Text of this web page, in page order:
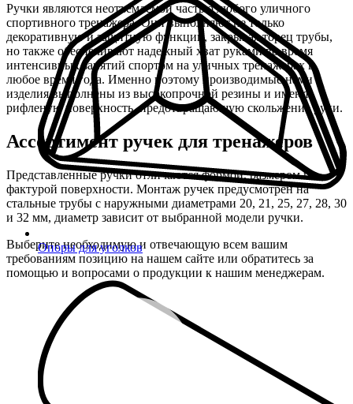
Опоры для уголков
Ручки являются неотъемлемой частью любого уличного
спортивного тренажера. Они выполняют не только
декоративную и защитную функции, закрывая торец трубы,
но также обеспечивают надежный хват руками во время
интенсивных занятий спортом на уличных тренажерах в
любое время года. Именно поэтому производимые нами
изделия выполнены из высокопрочной резины и имеют
рифленую поверхность, предотвращающую скольжение руки.
Ассортимент ручек для тренажеров
Представленные ручки отличаются формой, размером и
фактурой поверхности. Монтаж ручек предусмотрен на
стальные трубы с наружными диаметрами 20, 21, 25, 27, 28, 30
и 32 мм, диаметр зависит от выбранной модели ручки.
Выберите необходимую и отвечающую всем вашим
требованиям позицию на нашем сайте или обратитесь за
помощью и вопросами о продукции к нашим менеджерам.